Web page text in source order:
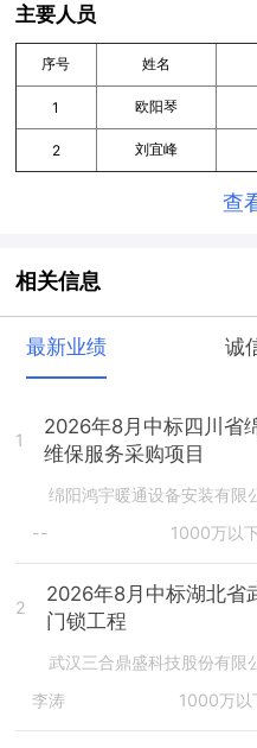
主要人员
序号 姓名
1 欧阳琴
2 刘宜峰
查
相关信息
最新业绩 诚
1
2026年8月中标四川省
维保服务采购项目
绵阳鸿宇暖通设备安装有限
--
1000万以
2
2026年8月中标湖北省
门锁工程
武汉三合鼎盛科技股份有限
李涛
1000万以